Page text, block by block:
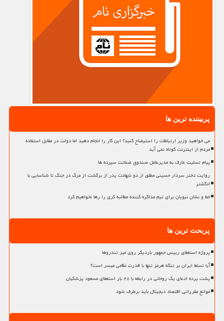
پربیننده ترین ها
می خواهید وزیر ارتباطات را استیضاح کنید؟ این کار را انجام دهید اما دولت در مقابل استفاده
مردم از اینترنت کوتاه نمی آید
پیام تسلیت عارف به مدیرعامل صندوق ضمانت سپرده ها
روایت دختر سردار حسینی مطلق از دو شهادت پدر از برگشت از مرگ در جنگ تا شناسایی با
انگشتر
خط و نشان نبویان برای تیم مذاکره کننده مطالبه گری را رها نخواهیم کرد
پربحث ترین ها
پروژه استعفای رییس جمهور باردیگر روی میز تندروها
آیا تسلط ایران بر تنگه هرمز تنها با قدرت نظامی میسر است؟
پشت پرده ادعای یک روحانی در رابطه با ۲۸ بار استعفای مسعود پزشکیان
موانع مقرراتی اقتصاد دیجیتال باید برطرف شود